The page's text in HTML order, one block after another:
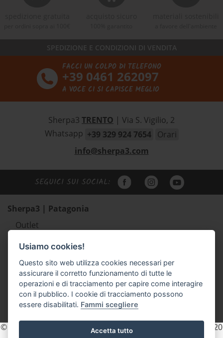
SPEDIZIONE E CONDIZIONI DI VENDITA
FACCI UN COLPO DI TELEFONO
+39 0461 262097
A VOCE CI SI CAPISCE MEGLIO
Sherpa3 TRENTO | Via S. Vigilio, 2
Whatsapp +39 329 924 7654
Orari
info@sherpa3.com
SEGUICI SUI SOCIAL:
Sherpa3 | Patagonia
Outlet
Abbigliamento donna Patagonia
Abbigliamento bambino Patagonia
Zaini e borse Patagonia
Scarpe outdoor Scarpa e Lizard
Accessori
© 2026 Sherpa3 - P.IVA e C.F. 02154740225 REA. TN - 203820
Usiamo cookies!
Questo sito web utilizza cookies necessari per
assicurare il corretto funzionamento di tutte le
operazioni e di tracciamento per capire come interagire
con il pubblico. I cookie di tracciamento possono
essere disabilitati. Fammi scegliere
Accetta tutto